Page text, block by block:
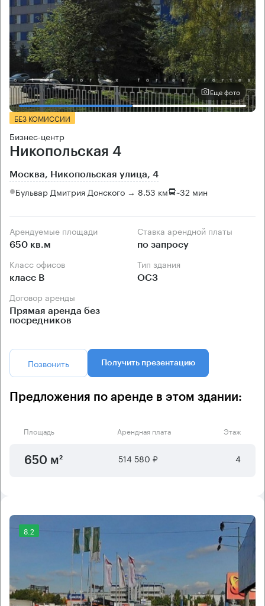
Еще фото
БЕЗ КОМИССИИ
Бизнес-центр
Никопольская 4
Москва, Никопольская улица, 4
Бульвар Дмитрия Донского → 8.53 км ~32 мин
Арендуемые площади
650 кв.м
Ставка арендной платы
по запросу
Класс офисов
класс B
Тип здания
ОСЗ
Договор аренды
Прямая аренда без
посредников
Позвонить Получить презентацию
Предложения по аренде в этом здании:
Площадь Арендная плата Этаж
650 м² 514 580 ₽ 4
8.2